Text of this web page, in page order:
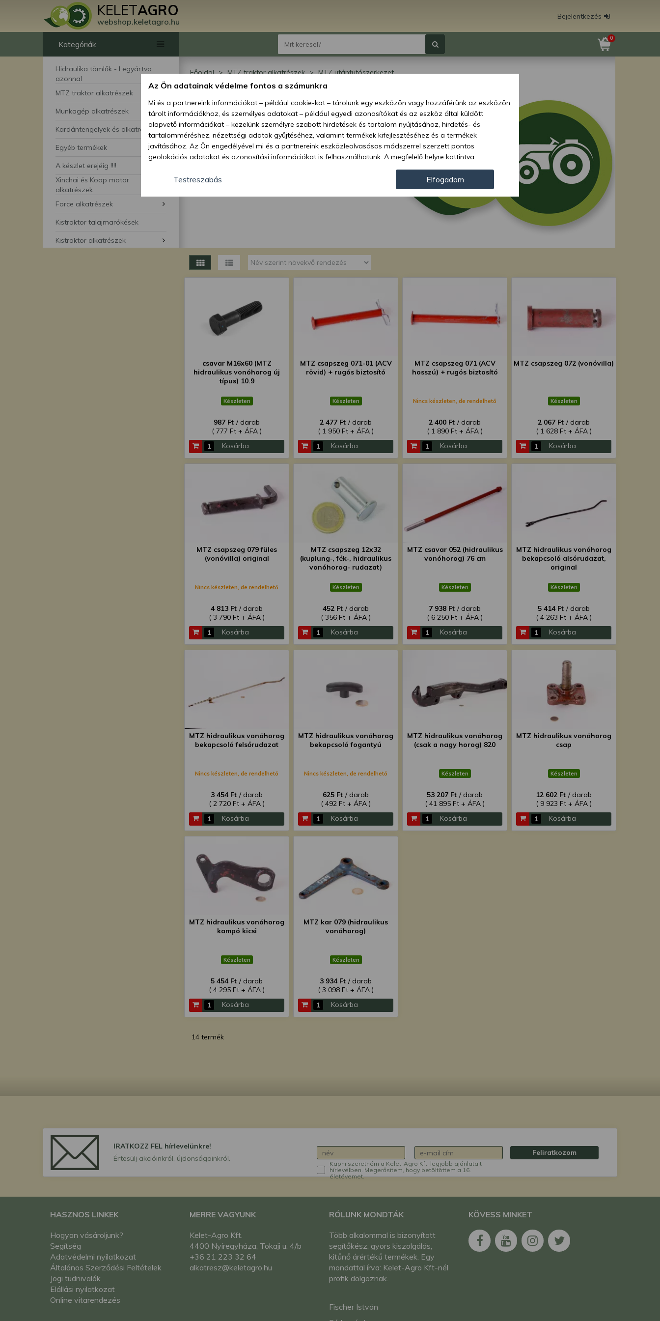
KELETAGRO
webshop.keletagro.hu
Bejelentkezés
Kategóriák
Hidraulika tömlők - Legyártva
azonnal
MTZ traktor alkatrészek
Munkagép alkatrészek
Kardántengelyek és alkatrészei
Egyéb termékek
A készlet erejéig !!!!
Xinchai és Koop motor
alkatrészek
Force alkatrészek
Kistraktor talajmarókések
Kistraktor alkatrészek
0
Főoldal MTZ traktor alkatrészek MTZ utánfutószerkezet
MTZ utánfutószerkezet
csavar M16x60 (MTZ
hidraulikus vonóhorog új
típus) 10.9
Készleten
987 Ft / darab
( 777 Ft + ÁFA )
Kosárba
MTZ csapszeg 071-01 (ACV
rövid) + rugós biztosító
Készleten
2 477 Ft / darab
( 1 950 Ft + ÁFA )
Kosárba
MTZ csapszeg 071 (ACV
hosszú) + rugós biztosító
Nincs készleten, de rendelhető
2 400 Ft / darab
( 1 890 Ft + ÁFA )
Kosárba
MTZ csapszeg 072 (vonóvilla)
Készleten
2 067 Ft / darab
( 1 628 Ft + ÁFA )
Kosárba
MTZ csapszeg 079 füles
(vonóvilla) original
Nincs készleten, de rendelhető
4 813 Ft / darab
( 3 790 Ft + ÁFA )
Kosárba
MTZ csapszeg 12x32
(kuplung-, fék-, hidraulikus
vonóhorog- rudazat)
Készleten
452 Ft / darab
( 356 Ft + ÁFA )
Kosárba
MTZ csavar 052 (hidraulikus
vonóhorog) 76 cm
Készleten
7 938 Ft / darab
( 6 250 Ft + ÁFA )
Kosárba
MTZ hidraulikus vonóhorog
bekapcsoló alsórudazat,
original
Készleten
5 414 Ft / darab
( 4 263 Ft + ÁFA )
Kosárba
MTZ hidraulikus vonóhorog
bekapcsoló felsőrudazat
Nincs készleten, de rendelhető
3 454 Ft / darab
( 2 720 Ft + ÁFA )
Kosárba
MTZ hidraulikus vonóhorog
bekapcsoló fogantyú
Nincs készleten, de rendelhető
625 Ft / darab
( 492 Ft + ÁFA )
Kosárba
MTZ hidraulikus vonóhorog
(csak a nagy horog) 820
Készleten
53 207 Ft / darab
( 41 895 Ft + ÁFA )
Kosárba
MTZ hidraulikus vonóhorog
csap
Készleten
12 602 Ft / darab
( 9 923 Ft + ÁFA )
Kosárba
MTZ hidraulikus vonóhorog
kampó kicsi
Készleten
5 454 Ft / darab
( 4 295 Ft + ÁFA )
Kosárba
MTZ kar 079 (hidraulikus
vonóhorog)
Készleten
3 934 Ft / darab
( 3 098 Ft + ÁFA )
Kosárba
14 termék
IRATKOZZ FEL hírlevelünkre!
Értesülj akcióinkról, újdonságainkról.
Kapni szeretném a Kelet-Agro Kft. legjobb ajánlatait
hírlevélben. Megerősítem, hogy betöltöttem a 16.
életévemet.
Feliratkozom
HASZNOS LINKEK
Hogyan vásároljunk?
Segítség
Adatvédelmi nyilatkozat
Általános Szerződési Feltételek
Jogi tudnivalók
Elállási nyilatkozat
Online vitarendezés
MERRE VAGYUNK
Kelet-Agro Kft.
4400 Nyíregyháza, Tokaji u. 4/b
+36 21 223 32 64
alkatresz@keletagro.hu
RÓLUNK MONDTÁK
Több alkalommal is bizonyított
segítőkész, gyors kiszolgálás,
kitűnő árértékű termékek. Egy
mondattal írva: Kelet-Agro Kft-nél
profik dolgoznak.
Fischer István
KÖVESS MINKET
Az Ön adatainak védelme fontos a számunkra
Mi és a partnereink információkat – például cookie-kat – tárolunk egy eszközön vagy hozzáférünk az eszközön
tárolt információkhoz, és személyes adatokat – például egyedi azonosítókat és az eszköz által küldött
alapvető információkat – kezelünk személyre szabott hirdetések és tartalom nyújtásához, hirdetés- és
tartalomméréshez, nézettségi adatok gyűjtéséhez, valamint termékek kifejlesztéséhez és a termékek
javításához. Az Ön engedélyével mi és a partnereink eszközleolvasásos módszerrel szerzett pontos
geolokációs adatokat és azonosítási információkat is felhasználhatunk. A megfelelő helyre kattintva
hozzájárulhat ahhoz, hogy mi és a partnereink a fent leírtak szerint adatkezelést végezzünk. Másik
lehetőségként a hozzájárulás megadása vagy elutasítása előtt részletesebb információkhoz juthat, és
megváltoztathatja beállításait. Felhívjuk figyelmét, hogy személyes adatainak bizonyos kezeléséhez nem
feltétlenül szükséges az Ön hozzájárulása, de jogában áll tiltakozni az ilyen jellegű adatkezelés ellen. A
beállításai csak erre a weboldalra érvényesek. Erre a webhelyre visszatérve vagy az adatvédelmi szabályzatunk
Testreszabás Elfogadom